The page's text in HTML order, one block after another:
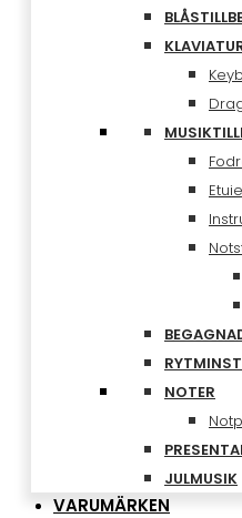
NOTER
JULMUSIK
VARUMÄRKEN